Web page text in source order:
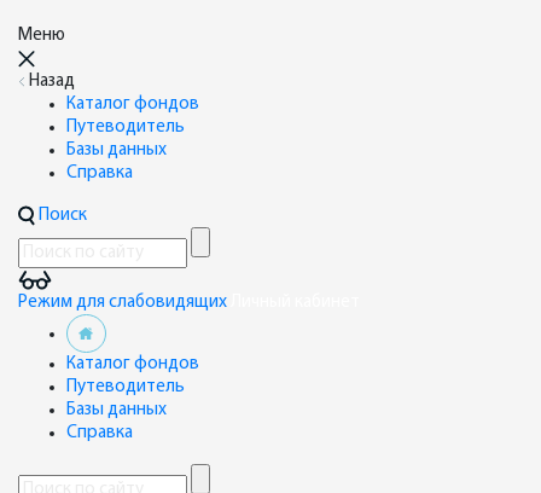
Меню
Назад
Каталог фондов
Путеводитель
Базы данных
Справка
Поиск
Режим для слабовидящих
Каталог фондов
Путеводитель
Базы данных
Справка